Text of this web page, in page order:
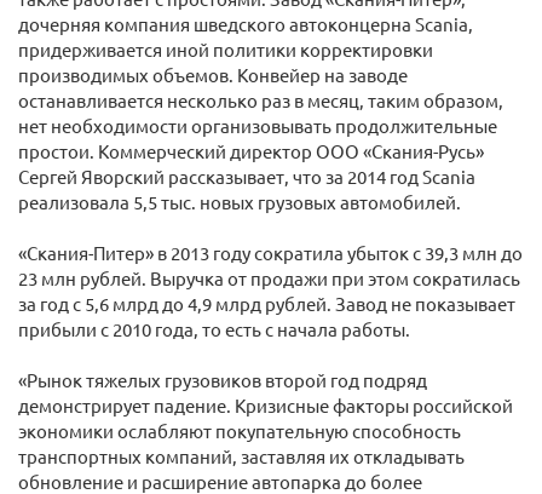
дочерняя компания шведского автоконцерна Scania,
придерживается иной политики корректировки
производимых объемов. Конвейер на заводе
останавливается несколько раз в месяц, таким образом,
нет необходимости организовывать продолжительные
простои. Коммерческий директор ООО «Скания-Русь»
Сергей Яворский рассказывает, что за 2014 год Scania
реализовала 5,5 тыс. новых грузовых автомобилей.
«Скания-Питер» в 2013 году сократила убыток с 39,3 млн до
23 млн рублей. Выручка от продажи при этом сократилась
за год с 5,6 млрд до 4,9 млрд рублей. Завод не показывает
прибыли с 2010 года, то есть с начала работы.
«Рынок тяжелых грузовиков второй год подряд
демонстрирует падение. Кризисные факторы российской
экономики ослабляют покупательную способность
транспортных компаний, заставляя их откладывать
обновление и расширение автопарка до более